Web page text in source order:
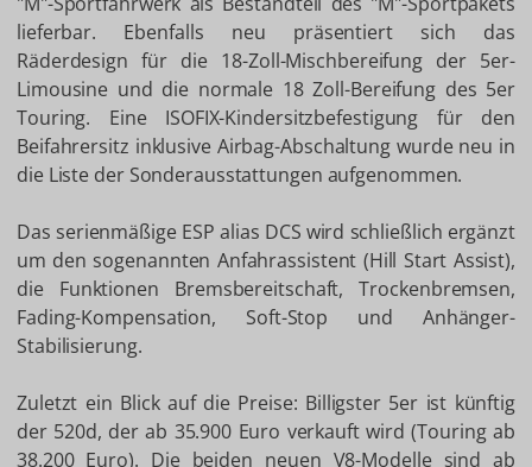
lieferbar. Ebenfalls neu präsentiert sich das
Räderdesign für die 18-Zoll-Mischbereifung der 5er-
Limousine und die normale 18 Zoll-Bereifung des 5er
Touring. Eine ISOFIX-Kindersitzbefestigung für den
Beifahrersitz inklusive Airbag-Abschaltung wurde neu in
die Liste der Sonderausstattungen aufgenommen.
Das serienmäßige ESP alias DCS wird schließlich ergänzt
um den sogenannten Anfahrassistent (Hill Start Assist),
die Funktionen Bremsbereitschaft, Trockenbremsen,
Fading-Kompensation, Soft-Stop und Anhänger-
Stabilisierung.
Zuletzt ein Blick auf die Preise: Billigster 5er ist künftig
der 520d, der ab 35.900 Euro verkauft wird (Touring ab
38.200 Euro). Die beiden neuen V8-Modelle sind ab